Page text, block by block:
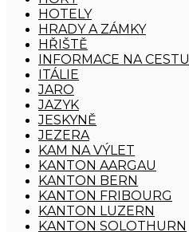
HOTELY
HRADY A ZÁMKY
HŘIŠTĚ
INFORMACE NA CESTU
ITÁLIE
JARO
JAZYK
JESKYNĚ
JEZERA
KAM NA VÝLET
KANTON AARGAU
KANTON BERN
KANTON FRIBOURG
KANTON LUZERN
KANTON SOLOTHURN